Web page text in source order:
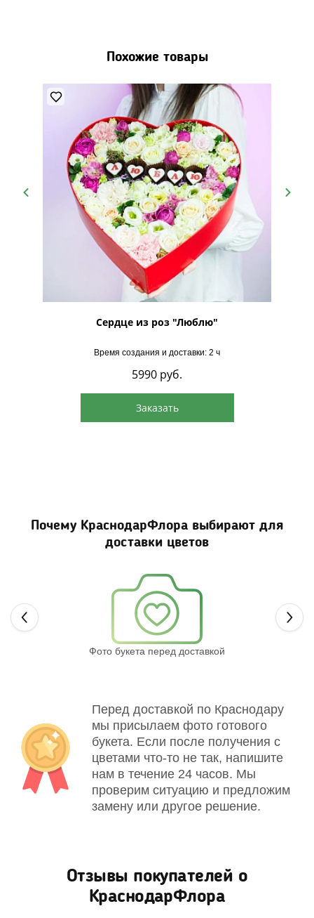
Похожие товары
Сердце из роз "Люблю"
Время создания и доставки: 2 ч
5990 руб.
Заказать
Почему КраснодарФлора выбирают для
доставки цветов
Фото букета перед доставкой
Перед доставкой по Краснодару
мы присылаем фото готового
букета. Если после получения с
цветами что-то не так, напишите
нам в течение 24 часов. Мы
проверим ситуацию и предложим
замену или другое решение.
Отзывы покупателей о
КраснодарФлора